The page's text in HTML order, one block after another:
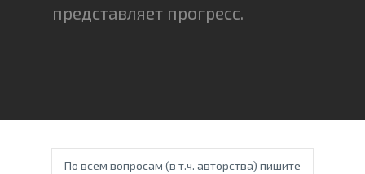
представляет прогресс.
По всем вопросам (в т.ч. авторства) пишите